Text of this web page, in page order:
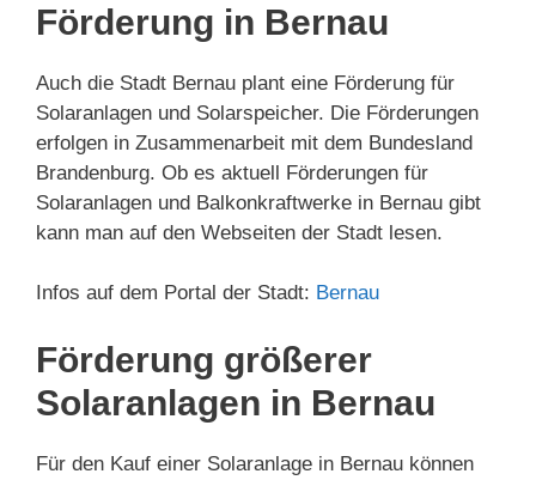
Förderung in Bernau
Auch die Stadt Bernau plant eine Förderung für
Solaranlagen und Solarspeicher. Die Förderungen
erfolgen in Zusammenarbeit mit dem Bundesland
Brandenburg. Ob es aktuell Förderungen für
Solaranlagen und Balkonkraftwerke in Bernau gibt
kann man auf den Webseiten der Stadt lesen.
Infos auf dem Portal der Stadt: Bernau
Förderung größerer
Solaranlagen in Bernau
Für den Kauf einer Solaranlage in Bernau können